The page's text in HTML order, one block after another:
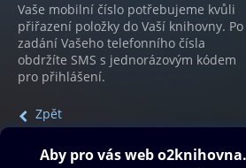
Vaše mobilní číslo potřebujeme kvůli
přiřazení položky do Vaší knihovny. Po
zadání Vašeho telefonního čísla
obdržíte SMS s jednorázovým kódem
pro přihlášení.
Zpět